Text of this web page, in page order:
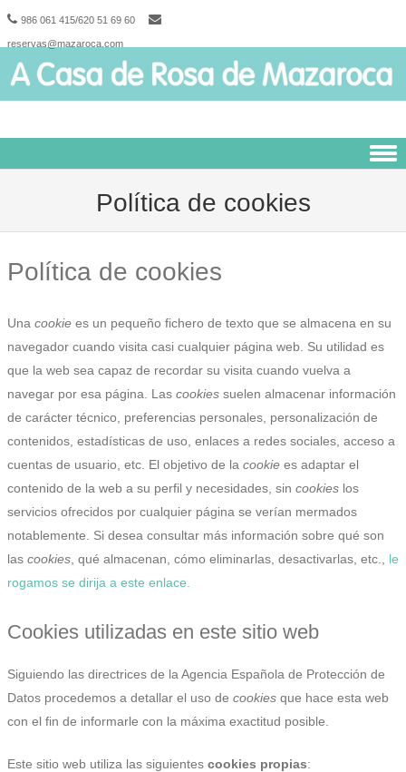
986 061 415/620 51 69 60
reservas@mazaroca.com
Política de cookies
Política de cookies
Una cookie es un pequeño fichero de texto que se almacena en su
navegador cuando visita casi cualquier página web. Su utilidad es
que la web sea capaz de recordar su visita cuando vuelva a
navegar por esa página. Las cookies suelen almacenar información
de carácter técnico, preferencias personales, personalización de
contenidos, estadísticas de uso, enlaces a redes sociales, acceso a
cuentas de usuario, etc. El objetivo de la cookie es adaptar el
contenido de la web a su perfil y necesidades, sin cookies los
servicios ofrecidos por cualquier página se verían mermados
notablemente. Si desea consultar más información sobre qué son
las cookies , qué almacenan, cómo eliminarlas, desactivarlas, etc., le
rogamos se dirija a este enlace.
Cookies utilizadas en este sitio web
Siguiendo las directrices de la Agencia Española de Protección de
Datos procedemos a detallar el uso de cookies que hace esta web
con el fin de informarle con la máxima exactitud posible.
Este sitio web utiliza las siguientes cookies propias: